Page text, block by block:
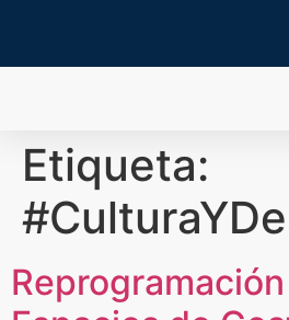
Etiqueta: